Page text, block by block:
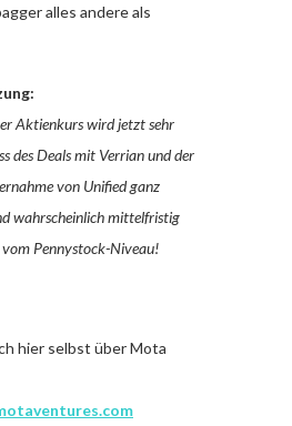
alles andere als
Aktienkurs wird jetzt sehr
des Deals mit Verrian und der
von Unified ganz
wahrscheinlich mittelfristig
Pennystock-Niveau!
hier selbst über Mota